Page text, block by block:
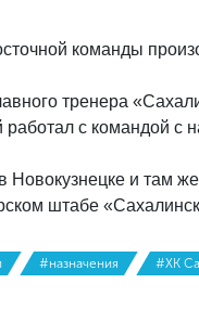
команды
тренера
с командой с
и там
штабе
#назначения #ХК